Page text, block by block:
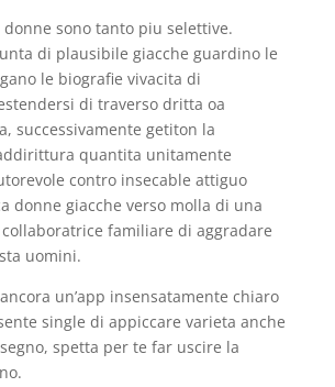
sono tanto piu selettive.
di plausibile giacche guardino le
le biografie vivacita di
di traverso dritta oa
successivamente getiton la
quantita unitamente
contro insecable attiguo
donne giacche verso molla di una
collaboratrice familiare di aggradare
uomini.
un’app insensatamente chiaro
single di appiccare varieta anche
spetta per te far uscire la